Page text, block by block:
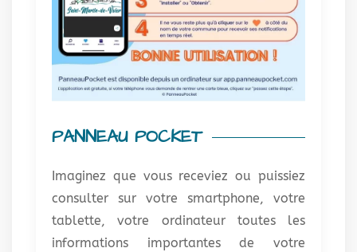
PANNEAU POCKET
Imaginez que vous receviez ou puissiez
consulter sur votre smartphone, votre
tablette, votre ordinateur toutes les
informations importantes de votre